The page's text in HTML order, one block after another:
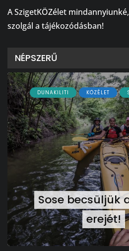
A SzigetKÖZélet
szolgál a tájékozódásban!
NÉPSZERŰ
DUNAKILITI KÖZÉLET
Sose becsüljük
erejét!